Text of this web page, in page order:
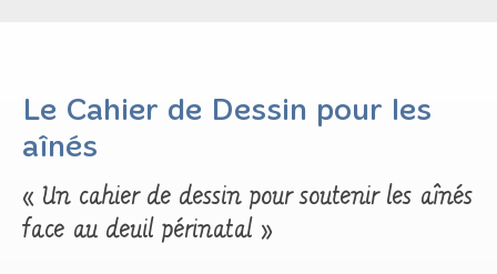
Le Cahier de Dessin pour les
aînés
« Un cahier de dessin pour soutenir les aînés
face au deuil périnatal »